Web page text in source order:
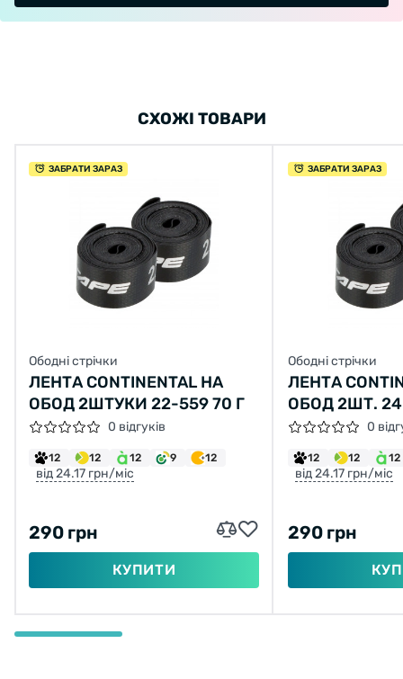
СХОЖІ ТОВАРИ
ЗАБРАТИ ЗАРАЗ
Ободні стрічки
ЛЕНТА CONTINENTAL НА
ОБОД 2ШТУКИ 22-559 70 Г
0 відгуків
12 12 12 9 12
від 24.17 грн/міс
290 грн
КУПИТИ
ЗАБРАТИ ЗАРАЗ
Ободні стрічки
ЛЕНТА
ОБОД 2ШТ.
0
12 12 12
від 24.17 грн/міс
290 грн